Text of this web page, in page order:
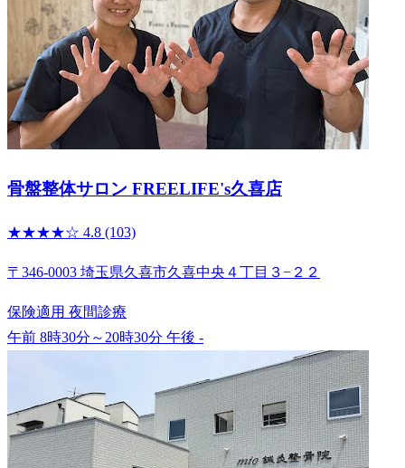
骨盤整体サロン FREELIFE's久喜店
★★★★☆ 4.8 (103)
〒346-0003 埼玉県久喜市久喜中央４丁目３−２２
保険適用 夜間診療
午前 8時30分～20時30分 午後 -